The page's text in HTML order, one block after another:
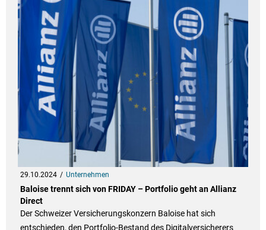
29.10.2024 Unternehmen
Baloise trennt sich von FRIDAY – Portfolio geht an Allianz
Direct
Der Schweizer Versicherungskonzern Baloise hat sich
entschieden, den Portfolio-Bestand des Digitalversicherers